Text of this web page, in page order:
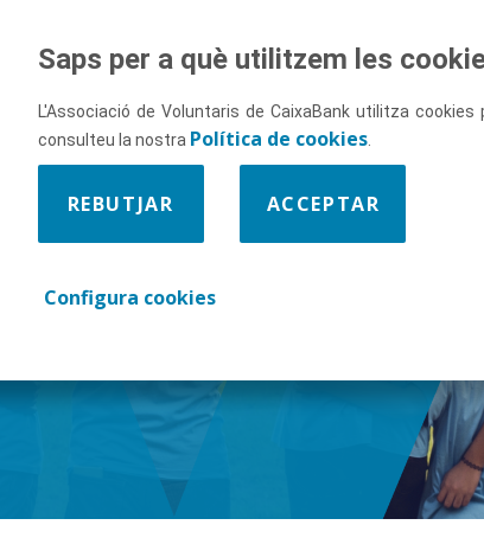
nos
Saps per a què utilitzem les
L'Associació de Voluntaris de CaixaBank utilitza
consulteu la nostra Política de cookies.
REBUTJAR ACCEPTAR
Configura cookies